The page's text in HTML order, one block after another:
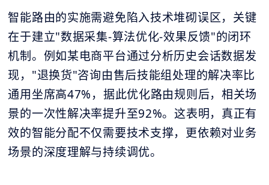
智能路由的实施需避免陷入技术堆砌误区，关键
在于建立"数据采集-算法优化-效果反馈"的闭环
机制。例如某电商平台通过分析历史会话数据发
现，"退换货"咨询由售后技能组处理的解决率比
通用坐席高47%，据此优化路由规则后，相关场
景的一次性解决率提升至92%。这表明，真正有
效的智能分配不仅需要技术支撑，更依赖对业务
场景的深度理解与持续调优。